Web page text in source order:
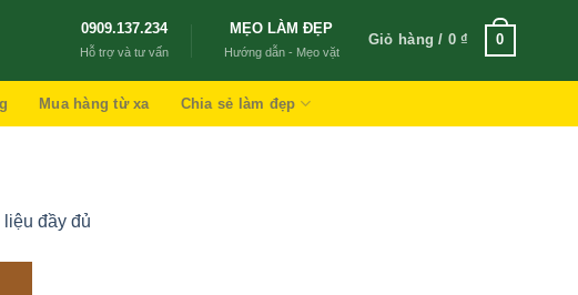
0909.137.234
Hỗ trợ và tư vấn
MẸO LÀM ĐẸP
Hướng dẫn - Mẹo vặt
Giỏ hàng / 0₫ 0
Mua hàng từ xa Chia sẻ làm đẹp
đầy đủ